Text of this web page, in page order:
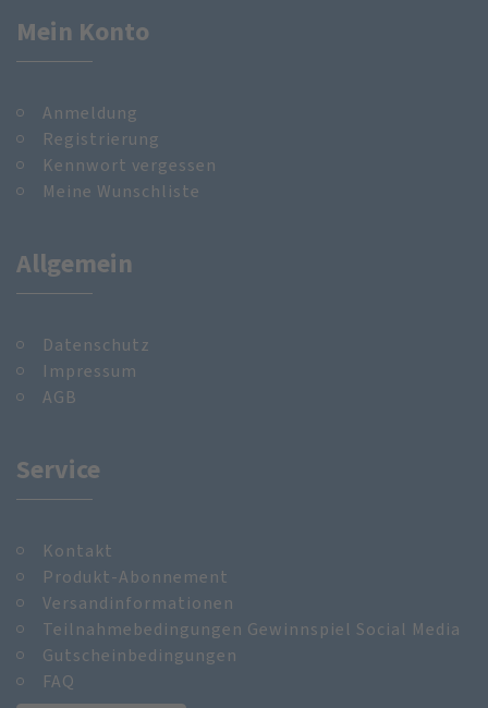
Mein Konto
Anmeldung
Registrierung
Kennwort vergessen
Meine Wunschliste
Allgemein
Datenschutz
Impressum
AGB
Service
Kontakt
Produkt-Abonnement
Versandinformationen
Teilnahmebedingungen Gewinnspiel Social Media
Gutscheinbedingungen
FAQ